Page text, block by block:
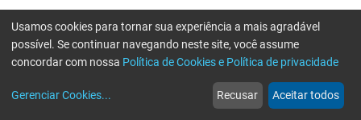
web
Notícias
more_horiz
Mais
Usamos cookies para tornar sua experiência a mais agradável
possível. Se continuar navegando neste site, você assume
concordar com nossa Política de Cookies e Política de privacidade
Gerenciar Cookies... Recusar Aceitar todos
Erro ao enviar informações, por favor tente novamente